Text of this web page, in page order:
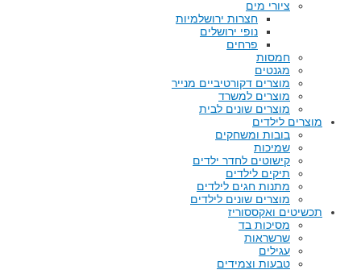
ציורי מים
חצרות ירושלמיות
נופי ירושלים
פרחים
חמסות
מגנטים
מוצרים דקורטיביים מנייר
מוצרים למשרד
מוצרים שונים לבית
מוצרים לילדים
בובות ומשחקים
שמיכות
קישוטים לחדר ילדים
תיקים לילדים
מתנות חגים לילדים
מוצרים שונים לילדים
תכשיטים ואקססוריז
מסיכות בד
שרשראות
עגילים
טבעות וצמידים